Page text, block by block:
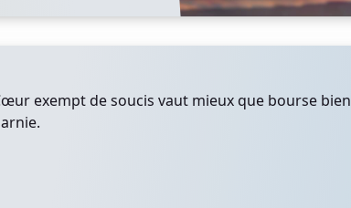
exempt de soucis vaut mieux que bourse bien